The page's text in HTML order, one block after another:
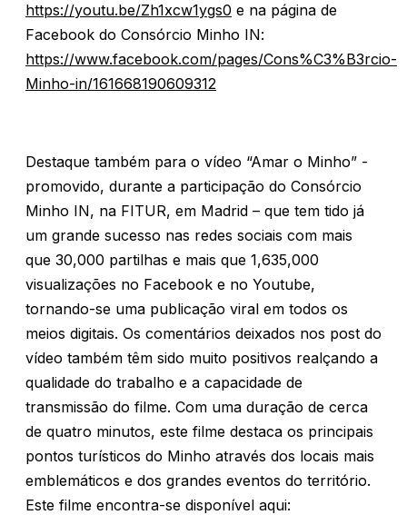
https://youtu.be/Zh1xcw1ygs0 e na página de
Facebook do Consórcio Minho IN:
https://www.facebook.com/pages/Cons%C3%B3rcio-
Minho-in/161668190609312
Destaque também para o vídeo “Amar o Minho” -
promovido, durante a participação do Consórcio
Minho IN, na FITUR, em Madrid – que tem tido já
um grande sucesso nas redes sociais com mais
que 30,000 partilhas e mais que 1,635,000
visualizações no Facebook e no Youtube,
tornando-se uma publicação viral em todos os
meios digitais. Os comentários deixados nos post do
vídeo também têm sido muito positivos realçando a
qualidade do trabalho e a capacidade de
transmissão do filme. Com uma duração de cerca
de quatro minutos, este filme destaca os principais
pontos turísticos do Minho através dos locais mais
emblemáticos e dos grandes eventos do território.
Este filme encontra-se disponível aqui: